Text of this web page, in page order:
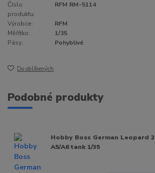
Číslo
produktu:
RFM RM-5114
Výrobce:
RFM
Měřítko:
1/35
Pásy:
Pohyblivé
Do oblíbených
Podobné produkty
Hobby Boss German Leopard 2
A5/A6 tank 1/35